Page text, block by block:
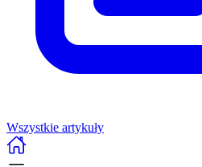
Wszystkie artykuły